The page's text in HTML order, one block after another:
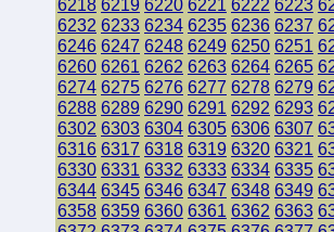
6218 6219 6220 6221 6222 6223
6232 6233 6234 6235 6236 6237
6246 6247 6248 6249 6250 6251
6260 6261 6262 6263 6264 6265
6274 6275 6276 6277 6278 6279
6288 6289 6290 6291 6292 6293
6302 6303 6304 6305 6306 6307
6316 6317 6318 6319 6320 6321
6330 6331 6332 6333 6334 6335
6344 6345 6346 6347 6348 6349
6358 6359 6360 6361 6362 6363